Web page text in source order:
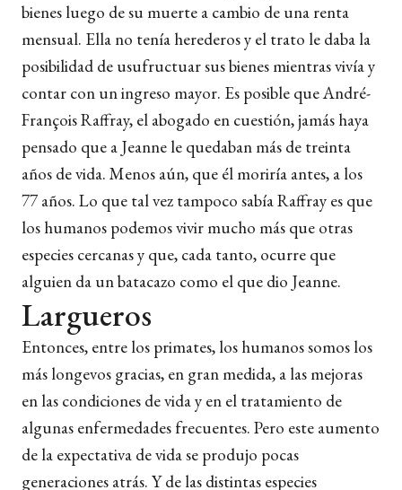
bienes luego de su muerte a cambio de una renta
mensual. Ella no tenía herederos y el trato le daba la
posibilidad de usufructuar sus bienes mientras vivía y
contar con un ingreso mayor. Es posible que André-
François Raffray, el abogado en cuestión, jamás haya
pensado que a Jeanne le quedaban más de treinta
años de vida. Menos aún, que él moriría antes, a los
77 años. Lo que tal vez tampoco sabía Raffray es que
los humanos podemos vivir mucho más que otras
especies cercanas y que, cada tanto, ocurre que
alguien da un batacazo como el que dio Jeanne.
Largueros
Entonces, entre los primates, los humanos somos los
más longevos gracias, en gran medida, a las mejoras
en las condiciones de vida y en el tratamiento de
algunas enfermedades frecuentes. Pero este aumento
de la expectativa de vida se produjo pocas
generaciones atrás. Y de las distintas especies